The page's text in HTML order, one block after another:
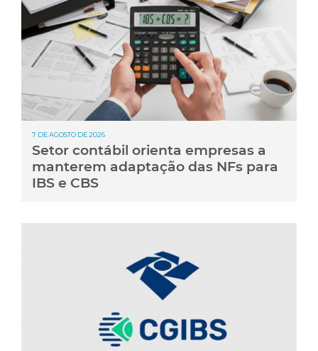
7 DE AGOSTO DE 2026
Setor contábil orienta empresas a
manterem adaptação das NFs para
IBS e CBS